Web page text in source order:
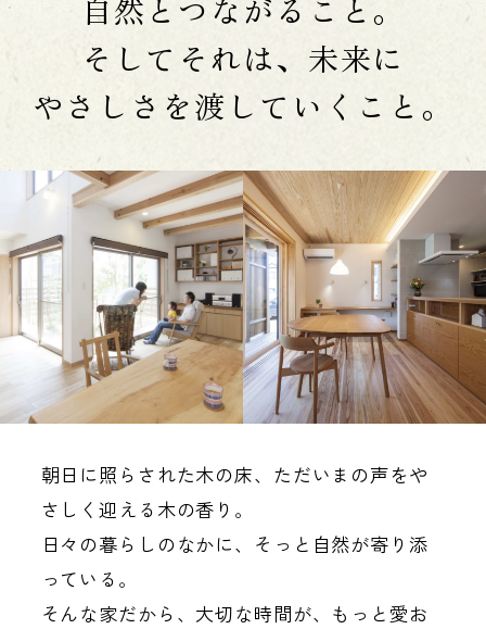
自然とつながること。
そしてそれは、未来に
やさしさを渡していくこと。
朝日に照らされた木の床、 ただいまの声をや
さしく迎える木の香り。
日々の暮らしのなかに、そっと自然が寄り添
っている。
そんな家だから、大切な時間が、もっと愛お